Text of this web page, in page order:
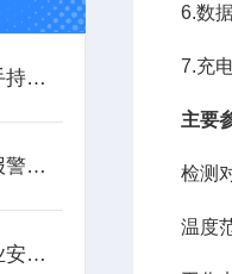
一机掌控，四重守护——手持式四合一检测仪，让安全尽在“掌”握
筑牢安全防线：气体泄漏报警器如何重构风险防控新场景？
应急管理局到各危化品企业安全检查，到底查什么？
6.数
7.充
主要
检测
温度